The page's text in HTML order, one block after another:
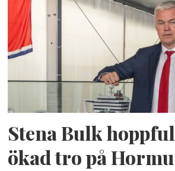
Stena Bulk
ökad tro på